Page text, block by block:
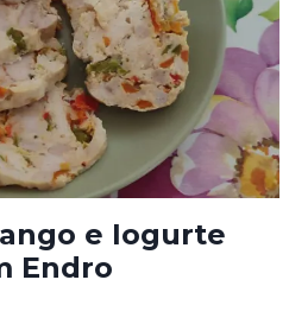
e Iogurte
Endro